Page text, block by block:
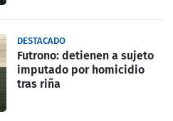
DESTACADO
Futrono: detienen a sujeto
imputado por homicidio
tras riña